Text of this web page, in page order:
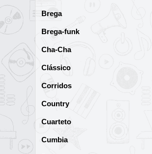
Brega
Brega-funk
Cha-Cha
Clássico
Corridos
Country
Cuarteto
Cumbia